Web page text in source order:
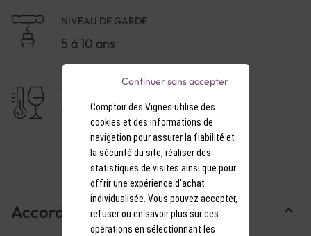
NIVEAU DE GARDE
5 à 10 ans
TEMPÉRATURE DE SERVICE
17-18°C
Accords Mets & Vins
Comptoir des Vignes utilise des
cookies et des informations de
navigation pour assurer la fiabilité et
la sécurité du site, réaliser des
statistiques de visites ainsi que pour
offrir une expérience d'achat
individualisée. Vous pouvez accepter,
refuser ou en savoir plus sur ces
opérations en sélectionnant les
Continuer sans accepter